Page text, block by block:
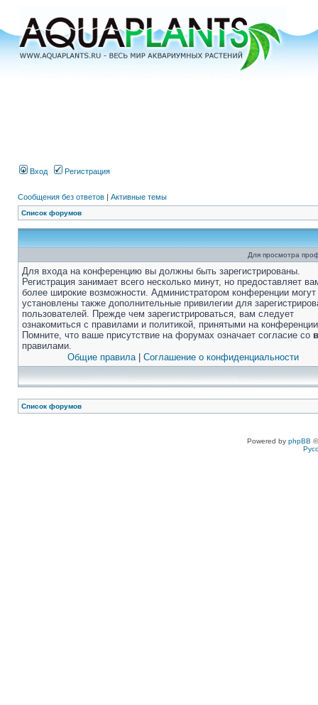
Вход Регистрация
Сообщения без ответов | Активные темы
Список форумов
Для просмотра
Для входа на конференцию вы должны быть зарегистрированы.
Регистрация занимает всего несколько минут, но предоставляет
более широкие возможности. Администратором конференции
установлены также дополнительные привилегии для
пользователей. Прежде чем зарегистрироваться, вам следует
ознакомиться с правилами и политикой, принятыми на
Помните, что ваше присутствие на форумах означает согласие со
правилами.
Общие правила| Соглашение о конфиденциальности
Список форумов
Powered by phpBB